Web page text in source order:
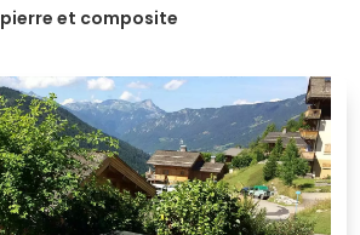
pierre et composite